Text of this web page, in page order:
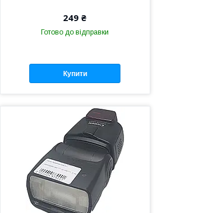
249 ₴
Готово до відправки
Купити